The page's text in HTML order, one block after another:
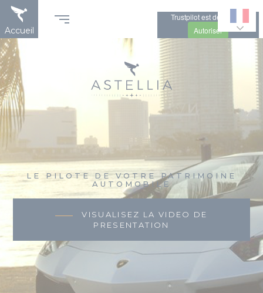
Aller
contenu
principal
Accueil
Trustpilot est désactivé.
Autoriser
LE PILOTE DE VOTRE PATRIMOINE
AUTOMOBILE
VISUALISEZ LA VIDEO DE
PRESENTATION
Panneau de gestion des cookies